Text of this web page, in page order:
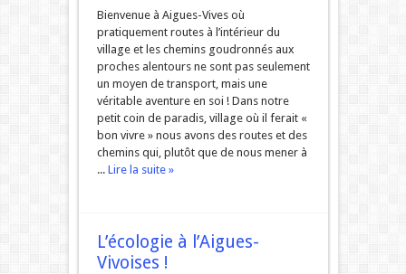
Bienvenue à Aigues-Vives où
pratiquement routes à l’intérieur du
village et les chemins goudronnés aux
proches alentours ne sont pas seulement
un moyen de transport, mais une
véritable aventure en soi ! Dans notre
petit coin de paradis, village où il ferait «
bon vivre » nous avons des routes et des
chemins qui, plutôt que de nous mener à
... Lire la suite »
L’écologie à l’Aigues-
Vivoises !